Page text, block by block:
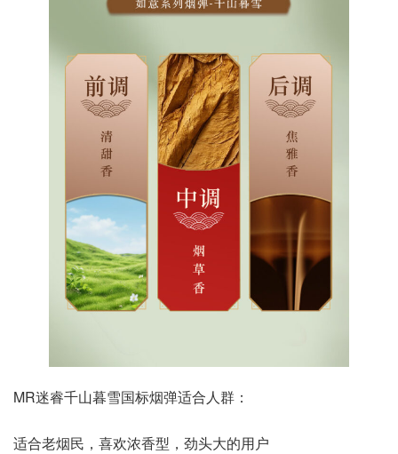
MR迷睿千山暮雪国标烟弹适合人群：
适合老烟民，喜欢浓香型，劲头大的用户